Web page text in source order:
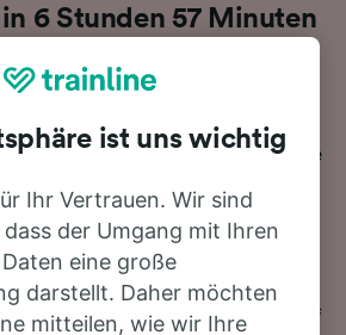
6 Stunden 57 Minuten
Hbf nach Gorizia
für Ihre Reise von Innsbruck
Zug zu nehmen? Bei uns sind Sie
um die 224 km von Innsbruck
dem Zug zurückzulegen beträgt
wobei ca. 20 Züge am Tag auf
Da es zwischen Innsbruck Hbf
ist uns wichtig
Ihr Vertrauen. Wir sind
der Umgang mit Ihren
eine große
darstellt. Daher möchten
mitteilen, wie wir Ihre